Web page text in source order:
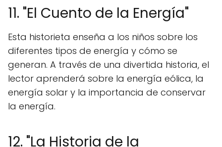
11. "El Cuento de la Energía"
Esta historieta enseña a los niños sobre los
diferentes tipos de energía y cómo se
generan. A través de una divertida historia, el
lector aprenderá sobre la energía eólica, la
energía solar y la importancia de conservar
la energía.
12. "La Historia de la